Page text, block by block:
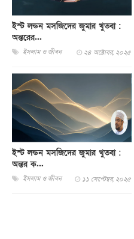
ইস্ট লন্ডন মসজিদের জুমার খুতবা :
অন্তরের...
ইসলাম ও জীবন ২৪ অক্টোবর, ২০২৫
ইস্ট লন্ডন মসজিদের জুমার খুতবা :
অন্তর ক...
ইসলাম ও জীবন ১১ সেপ্টেম্বর, ২০২৫